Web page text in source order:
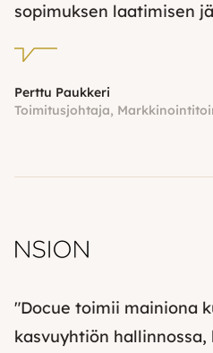
sopimuksen laatimisen
Perttu Paukkeri
Toimitusjohtaja,
"Docue toimii mainiona
kasvuyhtiön hallinnossa,